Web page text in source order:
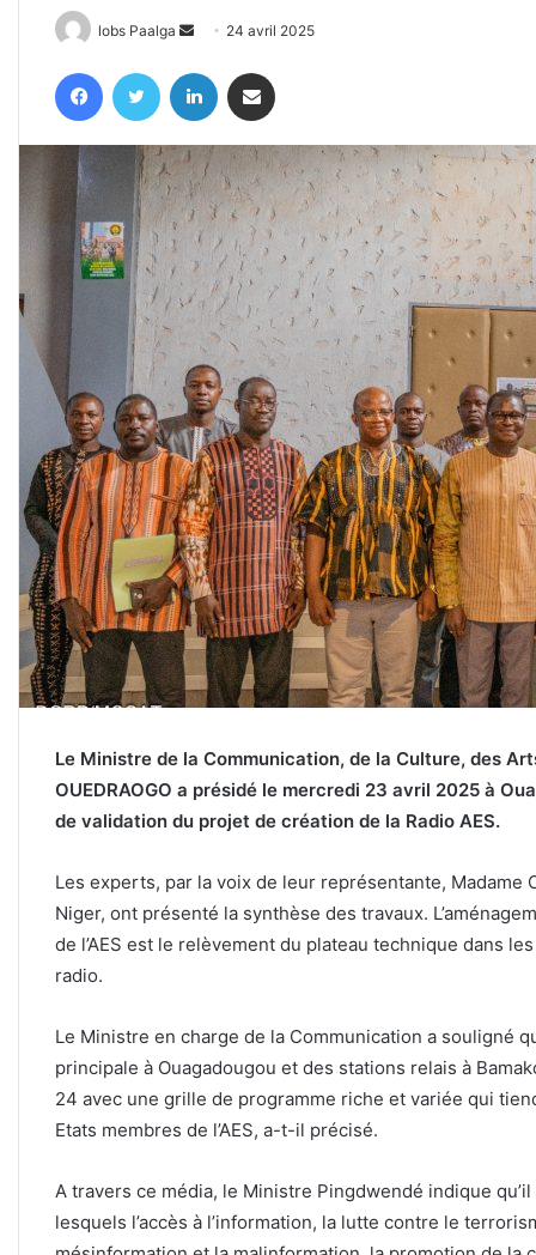
lobs Paalga
Envoyer
courriel
24 avril 2025
FacebookTwitter Linkedin
Le Ministre de la Communication, de la Culture, des
OUEDRAOGO a présidé le mercredi 23 avril 2025 à
de validation du projet de création de la Radio AES.
Les experts, par la voix de leur représentante, Madame
Niger, ont présenté la synthèse des travaux.
de l’AES est le relèvement du plateau technique dans
radio.
Le Ministre en charge de la Communication a souligné
principale à Ouagadougou et des stations relais à
24 avec une grille de programme riche et variée qui
Etats membres de l’AES, a-t-il précisé.
A travers ce média, le Ministre Pingdwendé indique
lesquels l’accès à l’information, la lutte contre le